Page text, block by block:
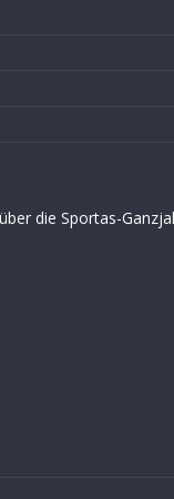
die Sportas-